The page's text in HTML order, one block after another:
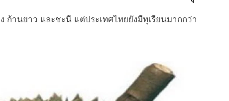
ก้านยาว และชะนี แต่ประเทศไทยยังมีทุเรียนมากกว่า